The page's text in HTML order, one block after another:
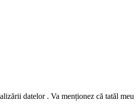
datelor . Va menționez că tatăl meu